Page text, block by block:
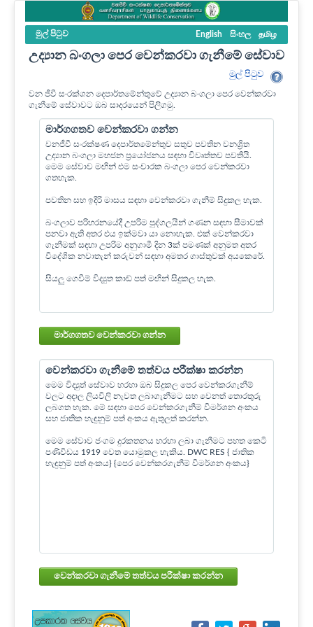
මුල් පි‍ටුව English සිංහල தமிழ
උද්‍යාන බංගලා පෙර වෙන්කරවා ගැනීමේ සේවාව
මුල් පි‍ටුව
වන ජීවී සංරක්ශන දෙපාර්තමේන්තුවේ උද්‍යාන බංගලා පෙර වෙන්කරවා
ගැනීමේ සේවාවට ඔබ සාදරයෙන් පිලිගමු.
මාර්ගගතව වෙන්කරවා ගන්න
වනජීවී සංරක්ෂණ දෙපාර්තමේන්තුව සතුව පවතින වනශ්‍රිත
උද්‍යාන බංගලා මහජන ප්‍රයෝජනය සඳහා විවෘත්තව පවතියි.
මෙම සේවාව මඟින් එම සංචාරක බංගලා පෙර වෙන්කරවා
ගතහැක.
පවතින සහ ඉදිරි මාසය සඳහා වෙන්කරවා ගැනීම් සිදුකල හැක.
බංගලාව පරිහරනයේදී උපරිම පුද්ගලයින් ගණන සඳහා සීමාවක්
පනවා ඇති අතර එය ඉක්මවා යා නොහැක. එක් වෙන්කරවා
ගැනීමක් සඳහා උපරිම අනුගාමී දින 3ක් පමණක් අනුමත අතර
විදේශික නවාතැන් කරුවන් සඳහා අමතර ගාස්තුවක් අයකෙරේ.
සියලු ගෙවීම් විද්‍යුත කාඩ් පත් මඟින් සිදුකල හැක.
මාර්ගගතව වෙන්කරවා ගන්න
වෙන්කරවා ගැනීමේ තත්වය පරීක්ෂා කරන්න
මෙම විද්‍යුත් සේවාව හරහා ඔබ සිදුකල පෙර වෙන්කරගැනීම්
වලට අදාල ලියවිලි නැවත ලබාගැනීමට සහ වෙනත් තොරතුරු
ලබගත හැක. මේ සඳහා පෙර වෙන්කරගැනීම් විමර්ශන අංකය
සහ ජාතික හැඳුනුම් පත් අංකය ඇතුලත් කරන්න.
මෙම සේවාව ජංගම දුරකතනය හරහා ලබා ගැනීමට පහත කෙටි
පණිවිඩය 1919 වෙත යොමුකල හැකිය. DWC RES { ජාතික
හැඳුනුම් පත් අංකය} {පෙර වෙන්කරගැනීම් විමර්ශන අංකය}
වෙන්කරවා ගැනීමේ තත්වය පරීක්ෂා කරන්න